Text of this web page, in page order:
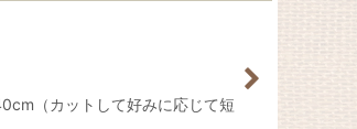
（カットして好みに応じて短